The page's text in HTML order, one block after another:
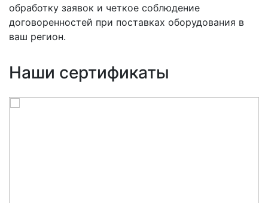
обработку заявок и четкое соблюдение
договоренностей при поставках оборудования в
ваш регион.
Наши сертификаты